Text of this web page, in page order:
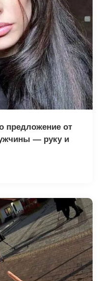
предложение от
— руку и